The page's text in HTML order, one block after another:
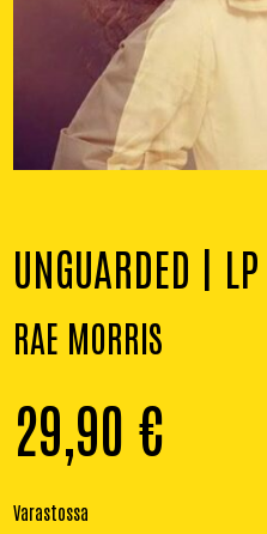
UNGUARDED | LP
RAE MORRIS
29,90 €
Varastossa